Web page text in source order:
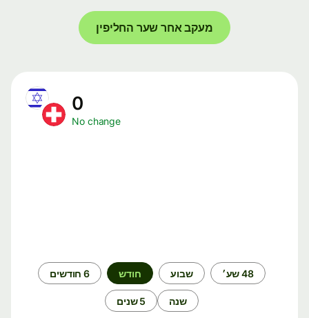
מעקב אחר שער החליפין
No change
48 שע׳ שבוע חודש 6 חודשים
שנה 5 שנים